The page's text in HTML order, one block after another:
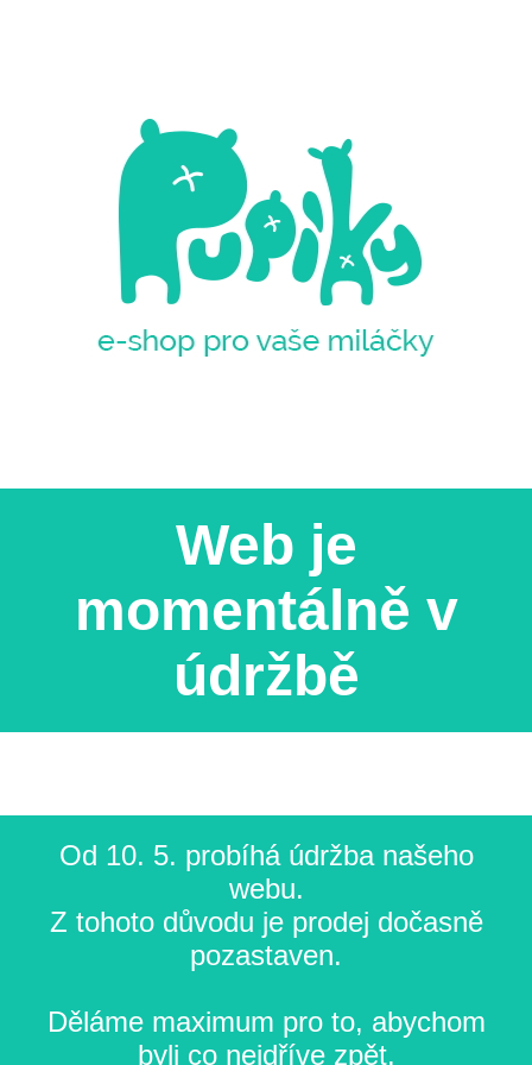
Web je
momentálně v
údržbě
Od 10. 5. probíhá údržba našeho
webu.
Z tohoto důvodu je prodej dočasně
pozastaven.
Děláme maximum pro to, abychom
byli co nejdříve zpět.